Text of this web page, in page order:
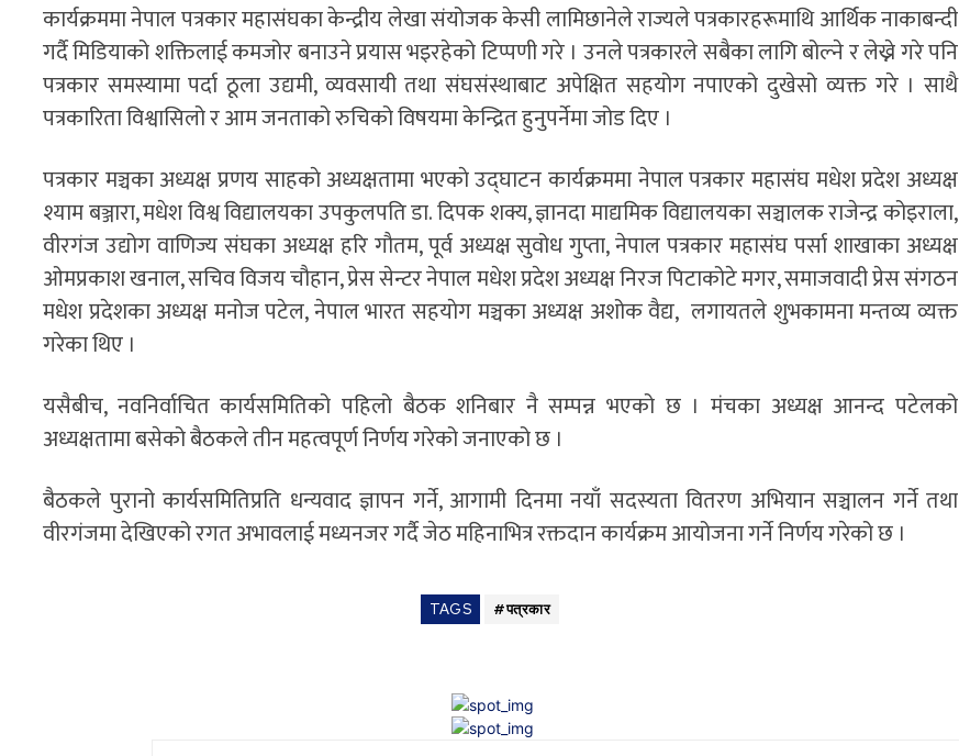
कार्यक्रममा नेपाल पत्रकार महासंघका केन्द्रीय लेखा संयोजक केसी लामिछानेले राज्यले पत्रकारहरूमाथि आर्थिक नाकाबन्दी
गर्दै मिडियाको शक्तिलाई कमजोर बनाउने प्रयास भइरहेको टिप्पणी गरे । उनले पत्रकारले सबैका लागि बोल्ने र लेख्ने गरे पनि
पत्रकार समस्यामा पर्दा ठूला उद्यमी, व्यवसायी तथा संघसंस्थाबाट अपेक्षित सहयोग नपाएको दुखेसो व्यक्त गरे । साथै
पत्रकारिता विश्वासिलो र आम जनताको रुचिको विषयमा केन्द्रित हुनुपर्नेमा जोड दिए ।
पत्रकार मञ्चका अध्यक्ष प्रणय साहकाे अध्यक्षतामा भएकाे उद्घाटन कार्यक्रममा नेपाल पत्रकार महासंघ मधेश प्रदेश अध्यक्ष
श्याम बञ्जारा, मधेश विश्व विद्यालयका उपकुलपति डा. दिपक शक्य, ज्ञानदा माद्यमिक विद्यालयका सञ्चालक राजेन्द्र कोइराला,
वीरगंज उद्योग वाणिज्य संघका अध्यक्ष हरि गाैतम, पूर्व अध्यक्ष सुवोध गुप्ता, नेपाल पत्रकार महासंघ पर्सा शाखाका अध्यक्ष
ओमप्रकाश खनाल, सचिव विजय चौहान, प्रेस सेन्टर नेपाल मधेश प्रदेश अध्यक्ष निरज पिटाकोटे मगर, समाजवादी प्रेस संगठन
मधेश प्रदेशका अध्यक्ष मनोज पटेल, नेपाल भारत सहयाेग मञ्चका अध्यक्ष अशोक वैद्य, लगायतले शुभकामना मन्तव्य व्यक्त
गरेका थिए ।
यसैबीच, नवनिर्वाचित कार्यसमितिको पहिलो बैठक शनिबार नै सम्पन्न भएको छ । मंचका अध्यक्ष आनन्द पटेलको
अध्यक्षतामा बसेको बैठकले तीन महत्वपूर्ण निर्णय गरेको जनाएको छ ।
बैठकले पुरानो कार्यसमितिप्रति धन्यवाद ज्ञापन गर्ने, आगामी दिनमा नयाँ सदस्यता वितरण अभियान सञ्चालन गर्ने तथा
वीरगंजमा देखिएको रगत अभावलाई मध्यनजर गर्दै जेठ महिनाभित्र रक्तदान कार्यक्रम आयोजना गर्ने निर्णय गरेको छ ।
TAGS #पत्रकार